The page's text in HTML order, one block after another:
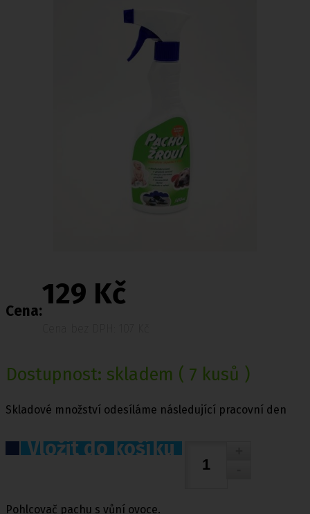
Cena:
129 Kč
Dostupnost: skladem ( 7 kusů )
Skladové množství odesíláme následující pracovní den
Vložit do košíku
Pohlcovač pachu s vůní ovoce.